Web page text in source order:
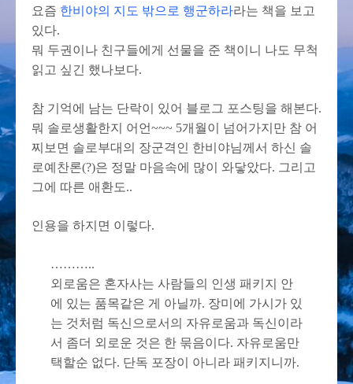
요즘 한비야의 지도 밖으로 행군하라라는 책을 보고
있다.
뭐 두권이나 친구들에게 선물을 준 책이니 나도 무척
읽고 싶긴 했나보다.
참 기억에 남는 단락이 있어 블로그 포스팅을 해본다.
뭐 솔로생활한지 어언~~~ 5개월이 넘어가지만 참 어
찌보면 솔로부대의 장군격인 한비야님께서 하신 솔
로예찬론(?)은 정말 마음속에 많이 와닿았다. 그리고
그에 따른 애환도..
인용을 하지면 이렇다.
………..
외로움은 혼자사는 사람들의 인생 패키지 안
에 있는 품목같은 게 아닐까. 장미에 가시가 있
는 것처럼 독신으로서의 자유로움과 독신이라
서 좀더 외로운 것은 한 묶음이다. 자유로움만
택할순 없다. 단독 포장이 아니라 패키지니까.